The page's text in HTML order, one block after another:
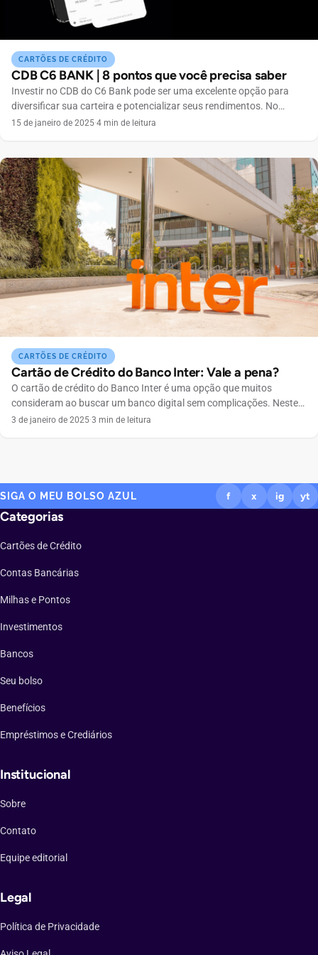
CARTÕES DE CRÉDITO
CDB C6 BANK | 8 pontos que você precisa saber
Investir no CDB do C6 Bank pode ser uma excelente opção para
diversificar sua carteira e potencializar seus rendimentos. No
entanto, antes de tomar qualquer decisão, é fundamental entender
você adquire para […]
15 de janeiro de 2025·4 min de leitura
CARTÕES DE CRÉDITO
Cartão de Crédito do Banco Inter: Vale a pena?
O cartão de crédito do Banco Inter é uma opção que muitos
consideram ao buscar um banco digital sem complicações. Neste
artigo, vamos explorar todos os aspectos dos cartões disponíveis,
3 de janeiro de 2025·3 min de leitura
SIGA O MEU BOLSO AZUL f x ig yt
Categorias
Cartões de Crédito
Contas Bancárias
Milhas e Pontos
Investimentos
Bancos
Seu bolso
Benefícios
Empréstimos e Crediários
Institucional
Sobre
Contato
Equipe editorial
Legal
Política de Privacidade